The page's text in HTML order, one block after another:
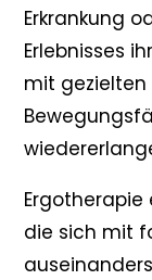
Erkrankung
Erlebnisses
mit
die sich mit